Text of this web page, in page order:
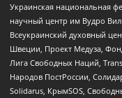
Украинская национальная
научный центр им Вудро
Всеукраинский духовный
Швеции, Проект Медуза,
Лига Свободных Наций,
Народов ПостРоссии,
Solidarus, КрымSOS,